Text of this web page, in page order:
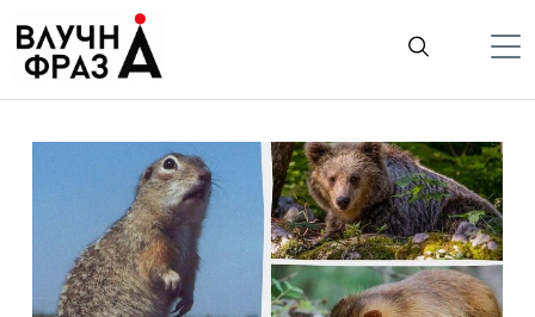
содержимому
Життя
Лайфстайл
ТехноНаука